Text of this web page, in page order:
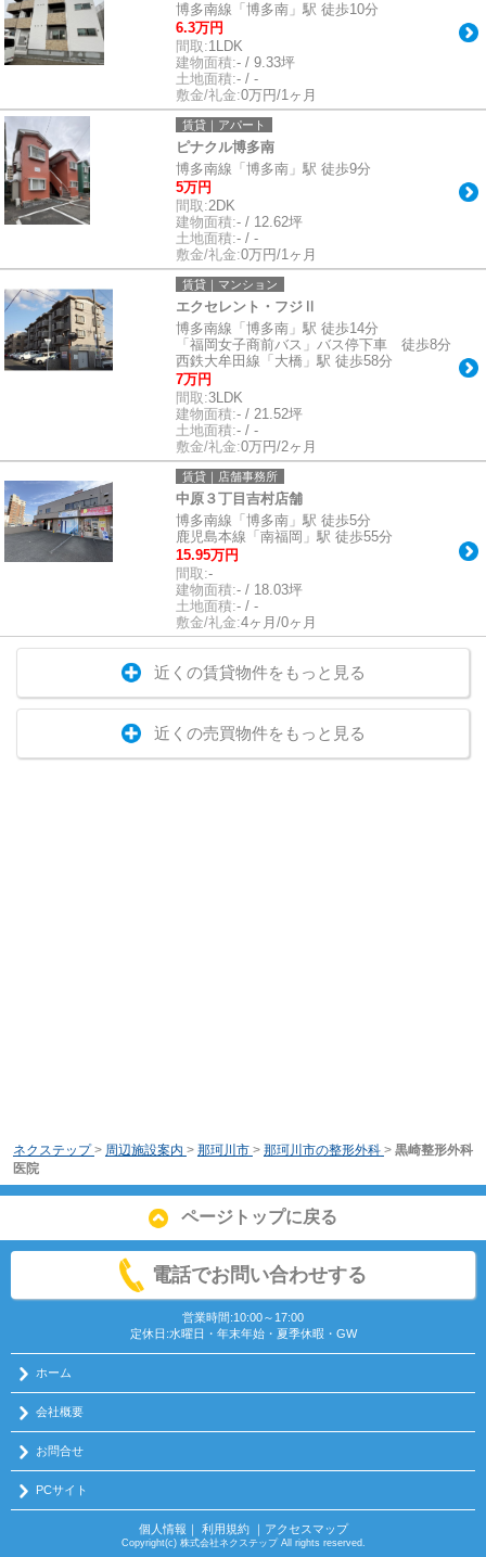
博多南線「博多南」駅 徒歩10分
6.3万円
間取:1LDK
建物面積:- / 9.33坪
土地面積:- / -
敷金/礼金:0万円/1ヶ月
賃貸｜アパート
ピナクル博多南
博多南線「博多南」駅 徒歩9分
5万円
間取:2DK
建物面積:- / 12.62坪
土地面積:- / -
敷金/礼金:0万円/1ヶ月
賃貸｜マンション
エクセレント・フジⅡ
博多南線「博多南」駅 徒歩14分
「福岡女子商前バス」バス停下車 徒歩8分
西鉄大牟田線「大橋」駅 徒歩58分
7万円
間取:3LDK
建物面積:- / 21.52坪
土地面積:- / -
敷金/礼金:0万円/2ヶ月
賃貸｜店舗事務所
中原３丁目吉村店舗
博多南線「博多南」駅 徒歩5分
鹿児島本線「南福岡」駅 徒歩55分
15.95万円
間取:-
建物面積:- / 18.03坪
土地面積:- / -
敷金/礼金:4ヶ月/0ヶ月
近くの賃貸物件をもっと見る
近くの売買物件をもっと見る
ネクステップ > 周辺施設案内 > 那珂川市 > 那珂川市の整形外科 > 黒崎整形外科
医院
ページトップに戻る
電話でお問い合わせする
営業時間:10:00～17:00
定休日:水曜日・年末年始・夏季休暇・GW
ホーム
会社概要
お問合せ
PCサイト
個人情報 ｜ 利用規約｜ アクセスマップ
Copyright(c) 株式会社ネクステップ All rights reserved.